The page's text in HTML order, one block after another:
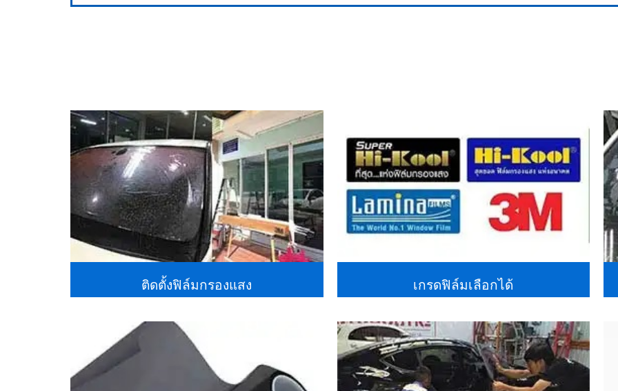
ติดตั้งฟิล์มกรองแสง เกรดฟิล์มเลือกได้